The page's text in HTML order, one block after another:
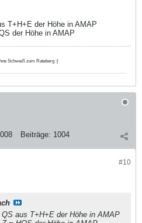
T+H+E der Höhe in AMAP
der Höhe in AMAP
Schweiß zum Rateberg :)
Beiträge: 1004
#10
aus T+H+E der Höhe in AMAP